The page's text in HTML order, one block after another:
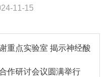
11-15
重点实验室 揭示神经酸
作研讨会议圆满举行